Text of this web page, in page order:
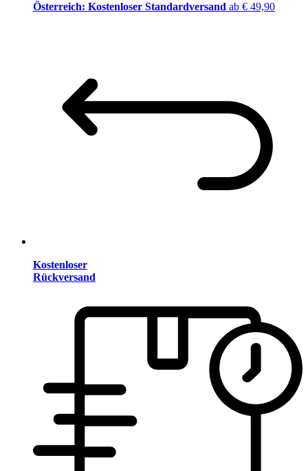
Österreich: Kostenloser Standardversand ab € 49,90
Kostenloser
Rückversand